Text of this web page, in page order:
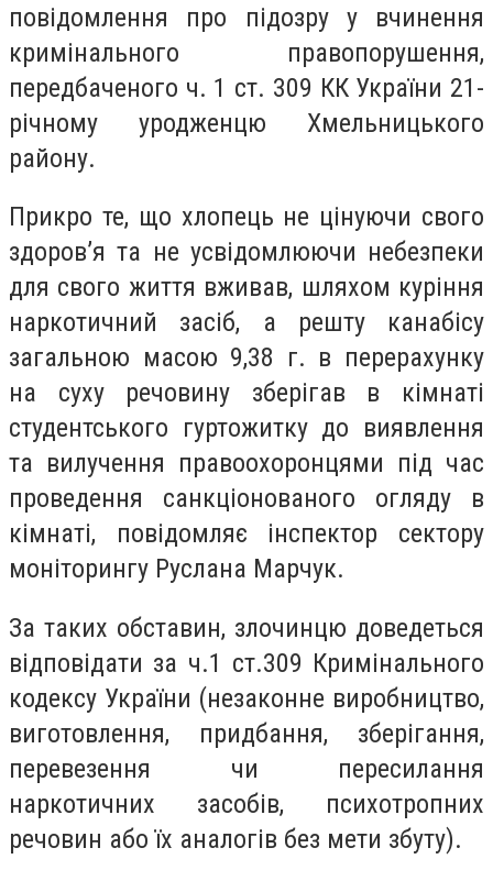
повідомлення про підозру у вчинення
кримінального правопорушення,
передбаченого ч. 1 ст. 309 КК України 21-
річному уродженцю Хмельницького
району.
Прикро те, що хлопець не цінуючи свого
здоров’я та не усвідомлюючи небезпеки
для свого життя вживав, шляхом куріння
наркотичний засіб, а решту канабісу
загальною масою 9,38 г. в перерахунку
на суху речовину зберігав в кімнаті
студентського гуртожитку до виявлення
та вилучення правоохоронцями під час
проведення санкціонованого огляду в
кімнаті, повідомляє інспектор сектору
моніторингу Руслана Марчук.
За таких обставин, злочинцю доведеться
відповідати за ч.1 ст.309 Кримінального
кодексу України (незаконне виробництво,
виготовлення, придбання, зберігання,
перевезення чи пересилання
наркотичних засобів, психотропних
речовин або їх аналогів без мети збуту).